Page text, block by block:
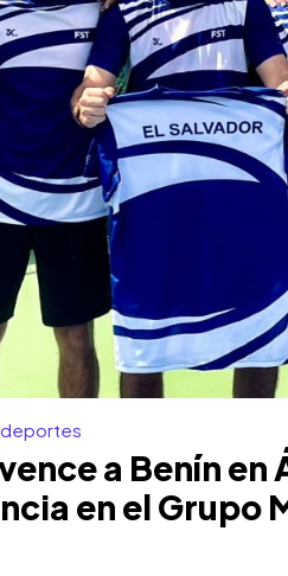
deportes
a Benín en
en el Grupo